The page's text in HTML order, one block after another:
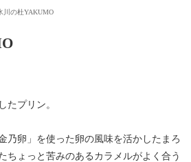
川の杜YAKUMO
町１丁目５２６
たプリン。
乃卵」を使った卵の風味を活かしたまろ
ちょっと苦みのあるカラメルがよく合う